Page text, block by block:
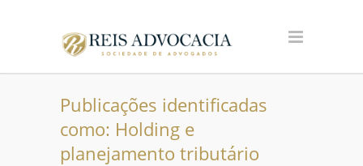
Publicações identificadas
como: Holding e
planejamento tributário